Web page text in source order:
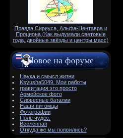
Правда Сириуса, Альфа-Центавра и
Проциона (Как выдумали световые
года, двойные звёзды и центры масс)
Новое на форуме
Наука и смысл жизни
Ksyusha5049. Мои работы
гравитация это просто
Армейское фото
Словесные баталии
Наши питомцы
Фотографии
Поле чудес.
Вселенная
Откуда же мы появились?